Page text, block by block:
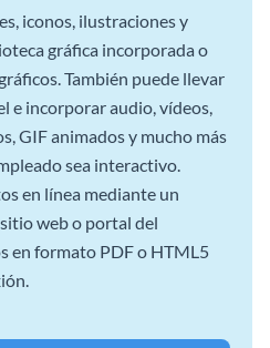
iconos, ilustraciones y
gráfica incorporada o
También puede llevar
e incorporar audio, vídeos,
GIF animados y mucho más
sea interactivo.
en línea mediante un
web o portal del
en formato PDF o HTML5